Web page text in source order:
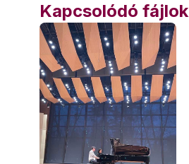
Kapcsolódó fájlok